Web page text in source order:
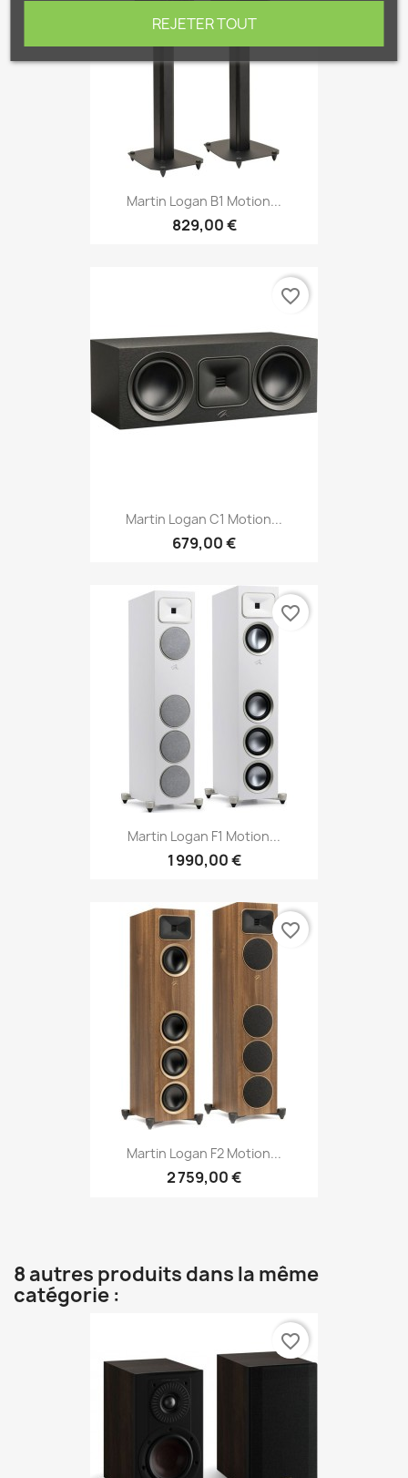
Martin Logan B1 Motion...
829,00 €
Martin Logan C1 Motion...
679,00 €
favorite_border
Martin Logan F1 Motion...
1 990,00 €
favorite_border
Martin Logan F2 Motion...
2 759,00 €
favorite_border
8 autres produits dans la même
catégorie :
favorite_border
REJETER TOUT